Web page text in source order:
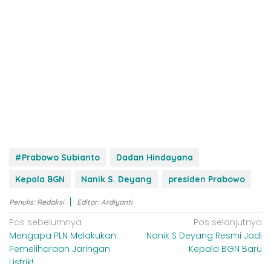
#Prabowo Subianto
Dadan Hindayana
Kepala BGN
Nanik S. Deyang presiden Prabowo
Penulis: Redaksi Editor: Ardiyanti
N
a
v
Pos sebelumnya
Mengapa PLN Melakukan
Pemeliharaan Jaringan
Pos selanjutnya
Nanik S Deyang Resmi Jadi
Kepala BGN Baru